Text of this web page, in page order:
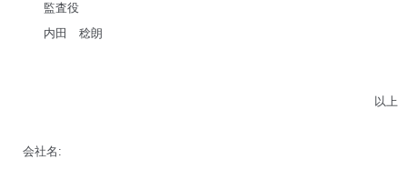
監査役
内田 稔朗
以上
会社名: